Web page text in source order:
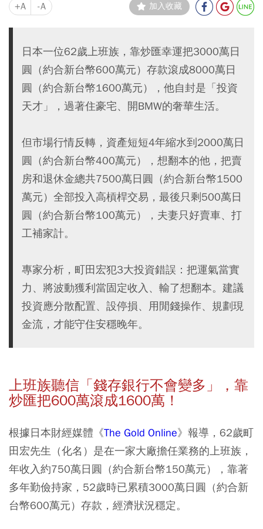
+A -A 加入收藏
日本一位62歲上班族，靠炒匯幸運把3000萬日
圓（約合新台幣600萬元）存款滾成8000萬日
圓（約合新台幣1600萬元），他自封是「投資
天才」，過著住豪宅、開BMW的奢華生活。
但市場行情反轉，資產短短4年縮水到2000萬日
圓（約合新台幣400萬元），想翻本的他，把賣
房和退休金總共7500萬日圓（約合新台幣1500
萬元）全部投入高槓桿交易，最後只剩500萬日
圓（約合新台幣100萬元），夫妻只好賣車、打
工補家計。
專家分析，町田宏犯3大投資錯誤：把運氣當實
力、將波動獲利當固定收入、輸了想翻本。建議
投資應分散配置、設停損、用閒錢操作、規劃現
金流，才能守住安穩晚年。
上班族聽信「錢存銀行不會變多」，靠
炒匯把600萬滾成1600萬！
根據日本財經媒體《The Gold Online》報導，62歲町
田宏先生（化名）是在一家大廠擔任業務的上班族，
年收入約750萬日圓（約合新台幣150萬元），靠著
多年勤儉持家，52歲時已累積3000萬日圓（約合新
台幣600萬元）存款，經濟狀況穩定。